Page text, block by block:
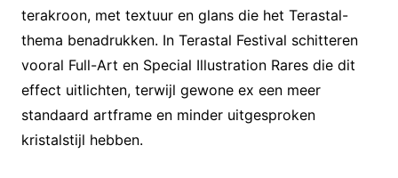
terakroon, met textuur en glans die het Terastal-
thema benadrukken. In Terastal Festival schitteren
vooral Full-Art en Special Illustration Rares die dit
effect uitlichten, terwijl gewone ex een meer
standaard artframe en minder uitgesproken
kristalstijl hebben.